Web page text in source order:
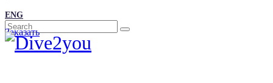
ENG
Заказать